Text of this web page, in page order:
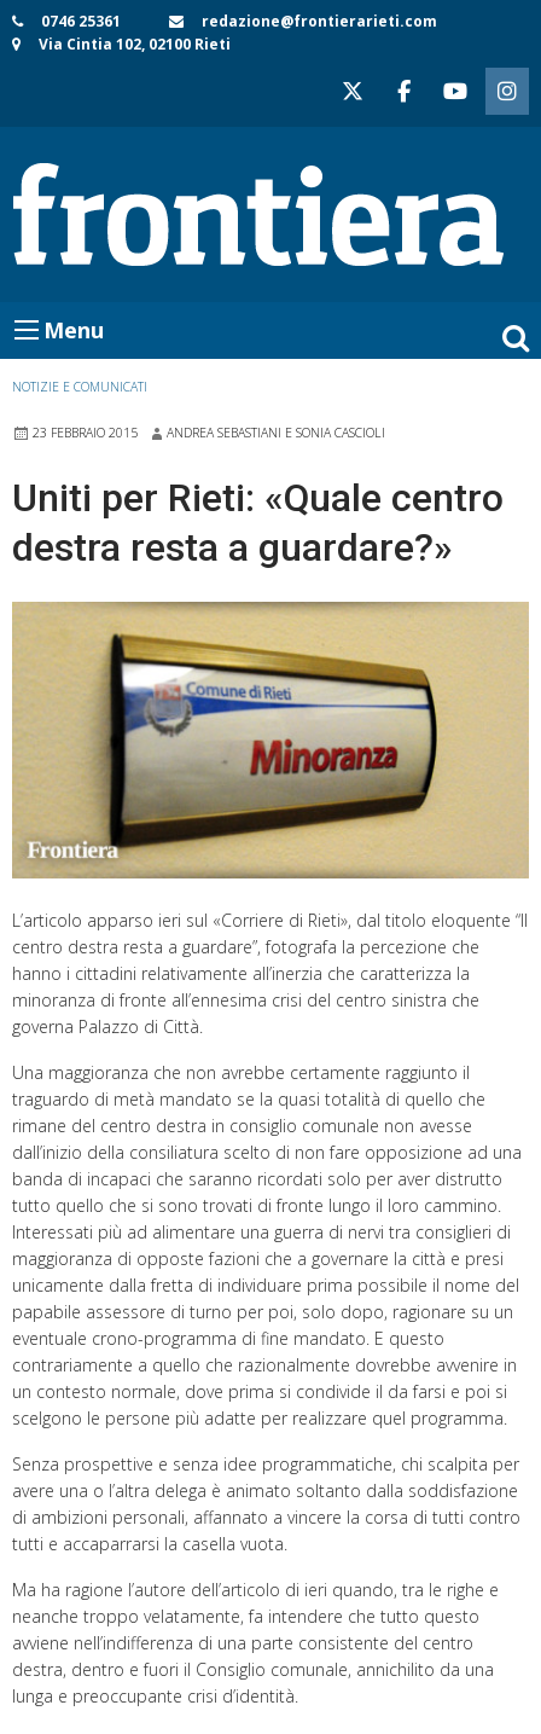
Skip
to
0746 25361
redazione@frontierarieti.com
Via Cintia 102, 02100 Rieti
Menu
NOTIZIE E COMUNICATI
23 FEBBRAIO 2015 ANDREA SEBASTIANI E SONIA CASCIOLI
Uniti per Rieti: «Quale centro
destra resta a guardare?»
L’articolo apparso ieri sul «Corriere di Rieti», dal titolo eloquente “Il
centro destra resta a guardare”, fotografa la percezione che
hanno i cittadini relativamente all’inerzia che caratterizza la
minoranza di fronte all’ennesima crisi del centro sinistra che
governa Palazzo di Città.
Una maggioranza che non avrebbe certamente raggiunto il
traguardo di metà mandato se la quasi totalità di quello che
rimane del centro destra in consiglio comunale non avesse
dall’inizio della consiliatura scelto di non fare opposizione ad una
banda di incapaci che saranno ricordati solo per aver distrutto
tutto quello che si sono trovati di fronte lungo il loro cammino.
Interessati più ad alimentare una guerra di nervi tra consiglieri di
maggioranza di opposte fazioni che a governare la città e presi
unicamente dalla fretta di individuare prima possibile il nome del
papabile assessore di turno per poi, solo dopo, ragionare su un
eventuale crono-programma di fine mandato. E questo
contrariamente a quello che razionalmente dovrebbe avvenire in
un contesto normale, dove prima si condivide il da farsi e poi si
scelgono le persone più adatte per realizzare quel programma.
Senza prospettive e senza idee programmatiche, chi scalpita per
avere una o l’altra delega è animato soltanto dalla soddisfazione
di ambizioni personali, affannato a vincere la corsa di tutti contro
tutti e accaparrarsi la casella vuota.
Ma ha ragione l’autore dell’articolo di ieri quando, tra le righe e
neanche troppo velatamente, fa intendere che tutto questo
avviene nell’indifferenza di una parte consistente del centro
destra, dentro e fuori il Consiglio comunale, annichilito da una
lunga e preoccupante crisi d’identità.